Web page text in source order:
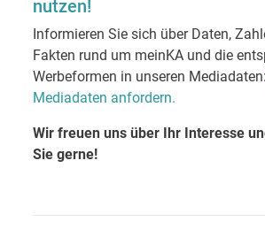
nutzen!
Informieren Sie sich über Daten,
Fakten rund um meinKA und die
Werbeformen in unseren Mediadaten:
Mediadaten anfordern.
Wir freuen uns über Ihr Interesse
Sie gerne!